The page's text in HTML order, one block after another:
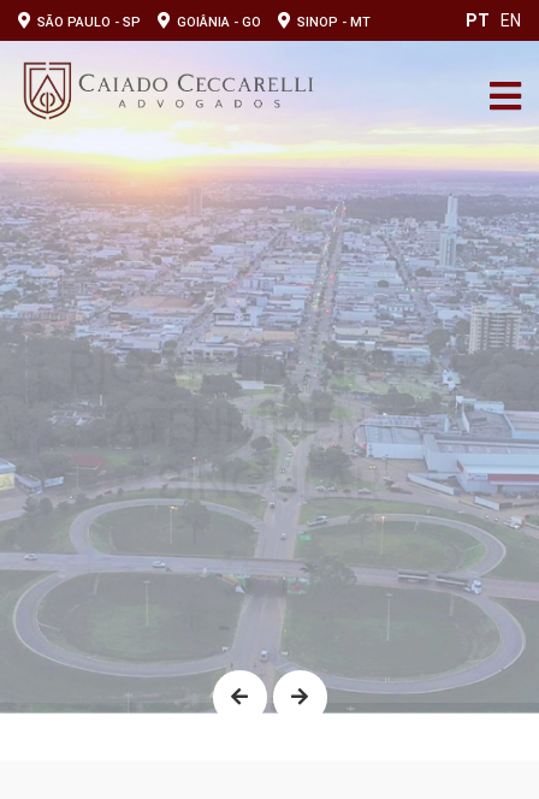
SÃO PAULO - SP GOIÂNIA - GO SINOP - MT PT EN
RIGOR TÉCNICO E
ATENDIMENTO
SINGULAR